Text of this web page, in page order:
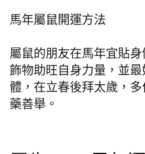
馬年屬鼠開運方法
屬鼠的朋友在馬年宜貼
飾物助旺自身力量，並
體，在立春後拜太歲，
藥善舉。